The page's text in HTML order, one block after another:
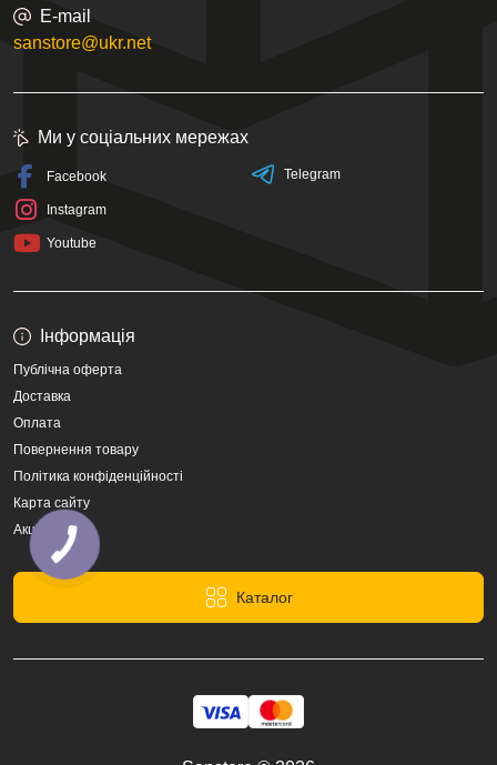
E-mail
sanstore@ukr.net
Інформація
Публічна оферта
Доставка
Оплата
Повернення товару
Політика конфіденційності
Карта сайту
Акції
Каталог
Ми у соціальних мережах
Facebook
Instagram
Youtube
Telegram
КНОПКА
ЗВ'ЯЗКУ